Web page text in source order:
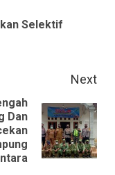
Selektif
Next
Dan